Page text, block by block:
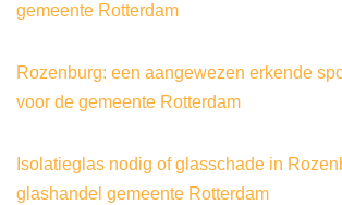
gemeente Rotterdam
Rozenburg: een aangewezen erkende
voor de gemeente Rotterdam
Isolatieglas nodig of glasschade in
glashandel gemeente Rotterdam